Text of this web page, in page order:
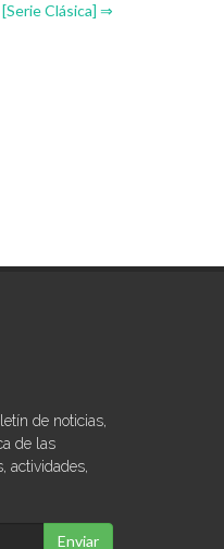
Clásica] ⇒
de noticias,
de las
actividades,
Enviar